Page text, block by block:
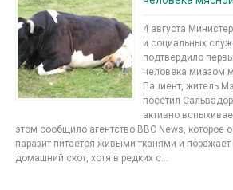
4 августа
и социальных
подтвердило
человека миазом
Пациент, житель
посетил
активно
этом сообщило агентство BBC News, которое
паразит питается живыми тканями и
домашний скот, хотя в редких с...